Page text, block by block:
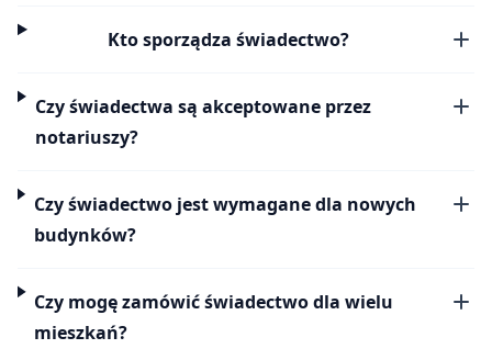
Kto sporządza świadectwo?
Czy świadectwa są akceptowane przez
notariuszy?
Czy świadectwo jest wymagane dla nowych
budynków?
Czy mogę zamówić świadectwo dla wielu
mieszkań?